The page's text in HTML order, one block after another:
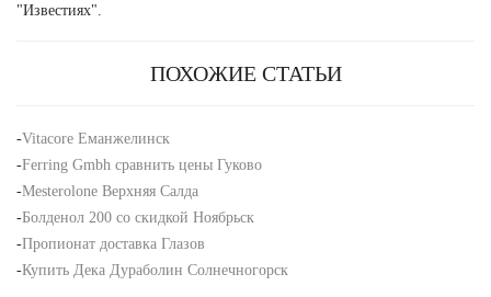
"Известиях".
ПОХОЖИЕ СТАТЬИ
-Vitacore Еманжелинск
-Ferring Gmbh сравнить цены Гуково
-Mesterolone Верхняя Салда
-Болденол 200 со скидкой Ноябрьск
-Пропионат доставка Глазов
-Купить Дека Дураболин Солнечногорск